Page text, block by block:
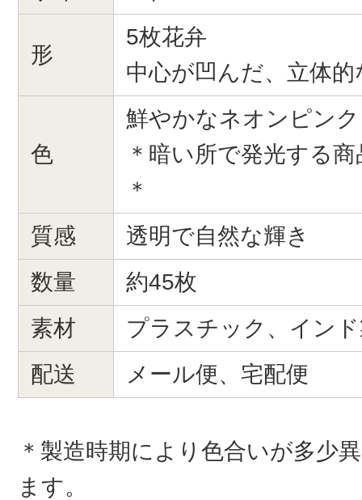
形
5枚花弁
中心が凹んだ、立体的
色
鮮やかなネオンピンク
＊暗い所で発光する
＊
質感
透明で自然な輝き
数量
約45枚
素材
プラスチック、イン
配送
メール便、宅配便
＊製造時期により色合いが多少
ます。